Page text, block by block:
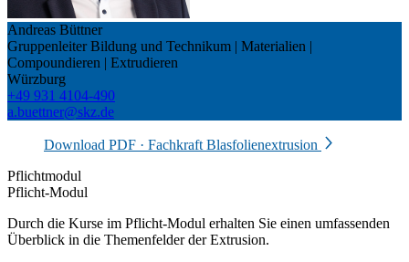
Andreas Büttner
Gruppenleiter Bildung und Technikum | Materialien |
Compoundieren | Extrudieren
Würzburg
+49 931 4104-490
a.buettner@skz.de
Download PDF · Fachkraft Blasfolienextrusion
Pflichtmodul
Pflicht-Modul
Durch die Kurse im Pflicht-Modul erhalten Sie einen umfassenden
Überblick in die Themenfelder der Extrusion.